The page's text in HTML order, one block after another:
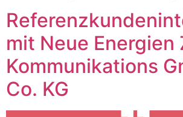
mit Neue Energien
Kommunikations
Co. KG